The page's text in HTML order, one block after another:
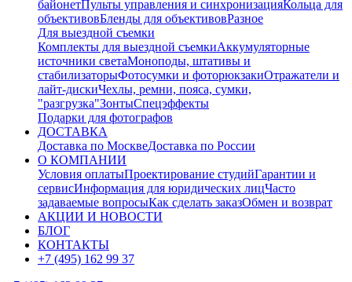
байонетПульты управления и синхронизацияКольца для
объективовБленды для объективовРазное
Для выездной съемки
Комплекты для выездной съемкиАккумуляторные
источники светаМоноподы, штативы и
стабилизаторыФотосумки и фоторюкзакиОтражатели и
лайт-дискиЧехлы, ремни, пояса, сумки,
"разгрузка"ЗонтыСпецэффекты
Подарки для фотографов
ДОСТАВКА
Доставка по МосквеДоставка по России
О КОМПАНИИ
Условия оплатыПроектирование студийГарантии и
сервисИнформация для юридических лицЧасто
задаваемые вопросыКак сделать заказОбмен и возврат
АКЦИИ И НОВОСТИ
БЛОГ
КОНТАКТЫ
+7 (495) 162 99 37